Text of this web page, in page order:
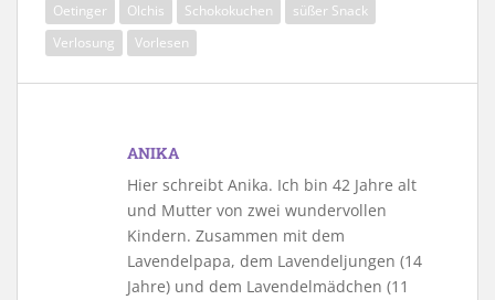
Oetinger
Olchis Schokokuchen
süßer Snack
Verlosung
Vorlesen
ANIKA
Hier schreibt Anika. Ich bin 42 Jahre alt
und Mutter von zwei wundervollen
Kindern. Zusammen mit dem
Lavendelpapa, dem Lavendeljungen (14
Jahre) und dem Lavendelmädchen (11